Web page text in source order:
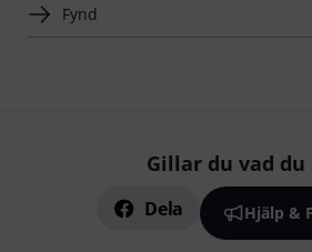
Fynd
Gillar du vad du
Dela Hjälp &